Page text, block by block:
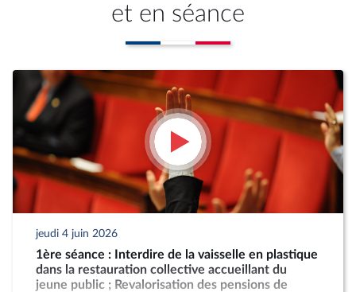
et en séance
jeudi 4 juin 2026
1ère séance : Interdire de la vaisselle en plastique
dans la restauration collective accueillant du
jeune public ; Revalorisation des pensions de